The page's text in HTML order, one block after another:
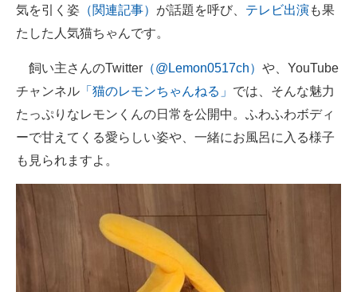
気を引く姿 （関連記事） が話題を呼び、 テレビ出演も果
たした人気猫ちゃんです。
飼い主さんのTwitter （@Lemon0517ch） や、YouTube
チャンネル 「猫のレモンちゃんねる」 では、そんな魅力
たっぷりなレモンくんの日常を公開中。ふわふわボディ
ーで甘えてくる愛らしい姿や、一緒にお風呂に入る様子
も見られますよ。